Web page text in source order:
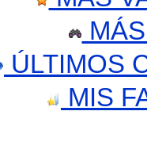
ÚLTIMOS
MIS